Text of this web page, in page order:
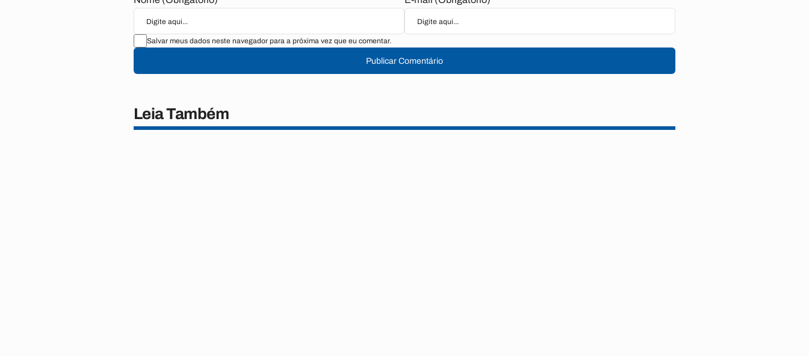
Salvar meus dados neste navegador para a próxima vez que eu comentar.
Publicar Comentário
Leia Também